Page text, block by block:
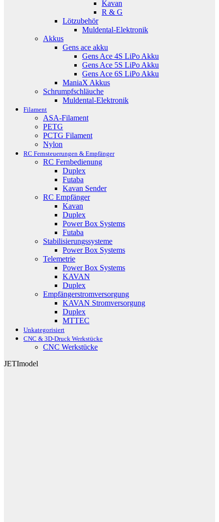
Kavan
R & G
Lötzubehör
Muldental-Elektronik
Akkus
Gens ace akku
Gens Ace 4S LiPo Akku
Gens Ace 5S LiPo Akku
Gens Ace 6S LiPo Akku
ManiaX Akkus
Schrumpfschläuche
Muldental-Elektronik
Filament
ASA-Filament
PETG
PCTG Filament
Nylon
RC Fernsteuerungen & Empfänger
RC Fernbedienung
Duplex
Futaba
Kavan Sender
RC Empfänger
Kavan
Duplex
Power Box Systems
Futaba
Stabilisierungssysteme
Power Box Systems
Telemetrie
Power Box Systems
KAVAN
Duplex
Empfängerstromversorgung
KAVAN Stromversorgung
Duplex
MTTEC
Unkategorisiert
CNC & 3D-Druck Werkstücke
CNC Werkstücke
JETImodel